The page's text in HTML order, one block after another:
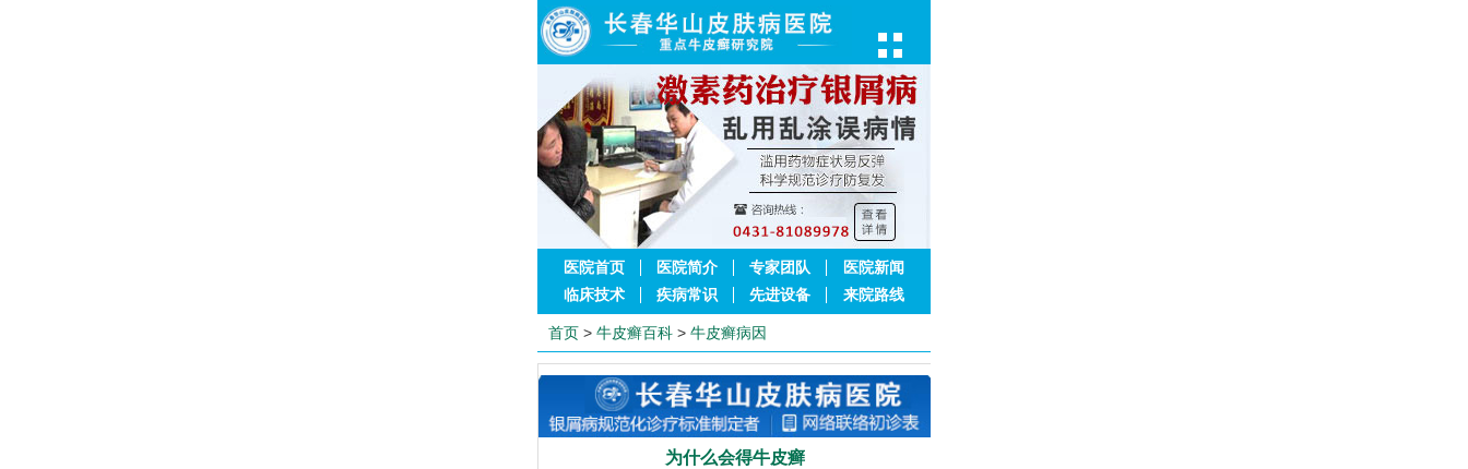
医院首页 医院简介 专家团队
医院新闻
临床技术
疾病常识 先进设备 来院路线
首页 > 牛皮癣百科 > 牛皮癣病因
为什么会得牛皮癣